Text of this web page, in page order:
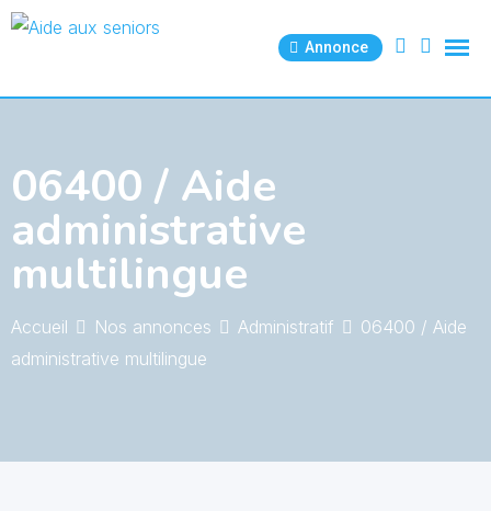
Skip
Annonce
06400 / Aide
administrative
multilingue
Accueil Nos annonces Administratif
06400 / Aide
administrative multilingue